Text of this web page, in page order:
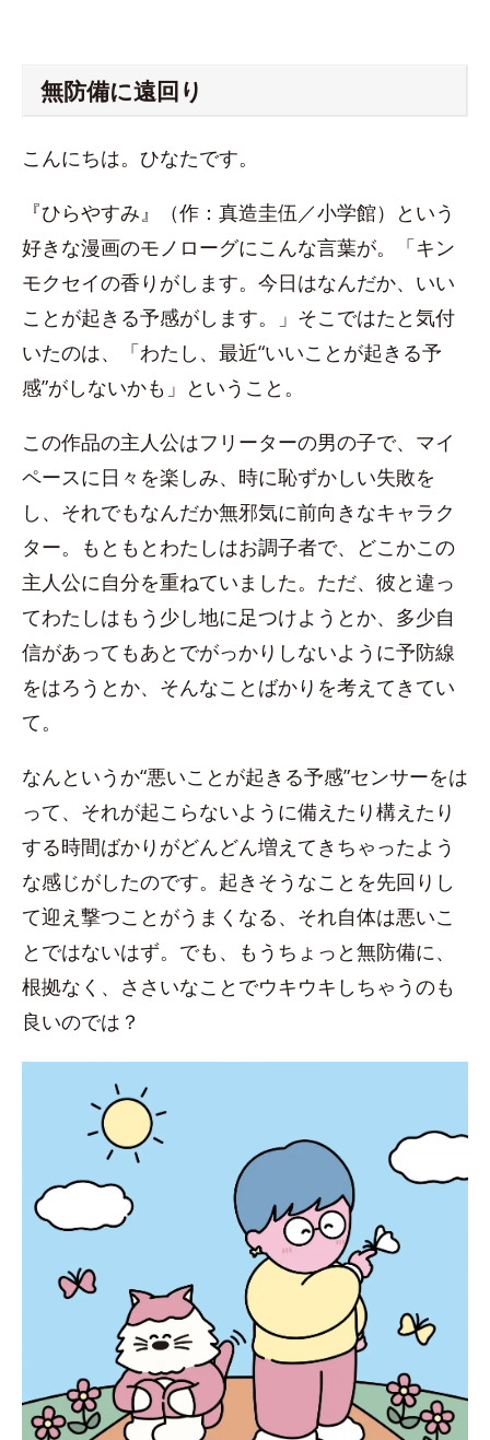
無防備に遠回り
こんにちは。ひなたです。
『ひらやすみ』（作：真造圭伍／小学館）という
好きな漫画のモノローグにこんな言葉が。「キン
モクセイの香りがします。今日はなんだか、いい
ことが起きる予感がします。」そこではたと気付
いたのは、「わたし、最近“いいことが起きる予
感”がしないかも」ということ。
この作品の主人公はフリーターの男の子で、マイ
ペースに日々を楽しみ、時に恥ずかしい失敗を
し、それでもなんだか無邪気に前向きなキャラク
ター。もともとわたしはお調子者で、どこかこの
主人公に自分を重ねていました。ただ、彼と違っ
てわたしはもう少し地に足つけようとか、多少自
信があってもあとでがっかりしないように予防線
をはろうとか、そんなことばかりを考えてきてい
て。
なんというか“悪いことが起きる予感”センサーをは
って、それが起こらないように備えたり構えたり
する時間ばかりがどんどん増えてきちゃったよう
な感じがしたのです。起きそうなことを先回りし
て迎え撃つことがうまくなる、それ自体は悪いこ
とではないはず。でも、もうちょっと無防備に、
根拠なく、ささいなことでウキウキしちゃうのも
良いのでは？